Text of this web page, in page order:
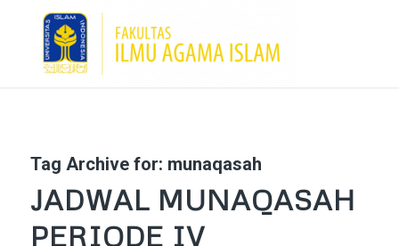
Tag Archive for: munaqasah
JADWAL MUNAQASAH
PERIODE IV